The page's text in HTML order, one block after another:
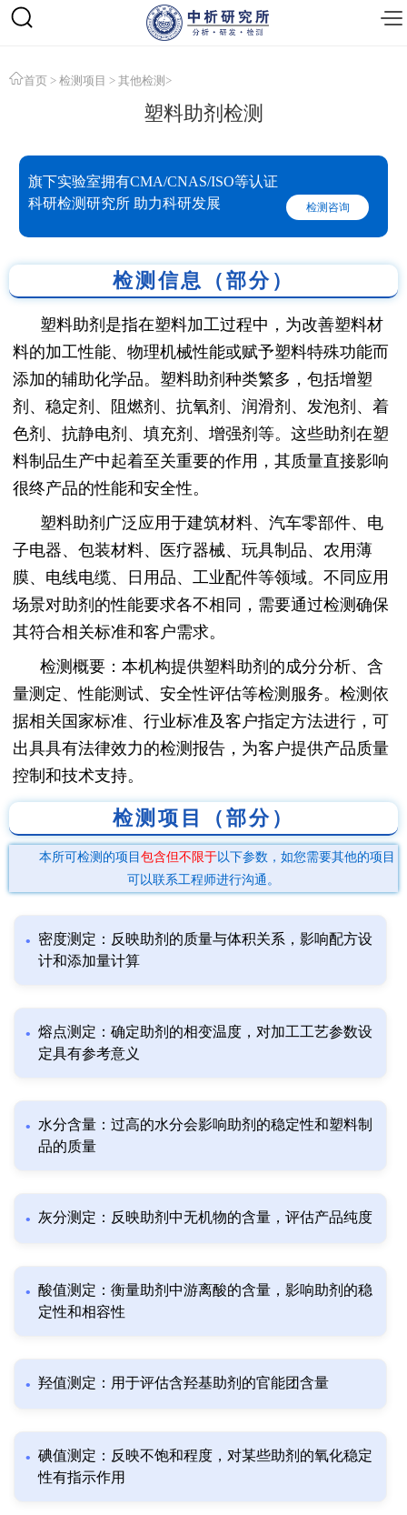
首页 > 检测项目 > 其他检测 >
塑料助剂检测
旗下实验室拥有CMA/CNAS/ISO等认证
科研检测研究所 助力科研发展
检测咨询
检测信息（部分）
塑料助剂是指在塑料加工过程中，为改善塑料材
料的加工性能、物理机械性能或赋予塑料特殊功能而
添加的辅助化学品。塑料助剂种类繁多，包括增塑
剂、稳定剂、阻燃剂、抗氧剂、润滑剂、发泡剂、着
色剂、抗静电剂、填充剂、增强剂等。这些助剂在塑
料制品生产中起着至关重要的作用，其质量直接影响
很终产品的性能和安全性。
塑料助剂广泛应用于建筑材料、汽车零部件、电
子电器、包装材料、医疗器械、玩具制品、农用薄
膜、电线电缆、日用品、工业配件等领域。不同应用
场景对助剂的性能要求各不相同，需要通过检测确保
其符合相关标准和客户需求。
检测概要：本机构提供塑料助剂的成分分析、含
量测定、性能测试、安全性评估等检测服务。检测依
据相关国家标准、行业标准及客户指定方法进行，可
出具具有法律效力的检测报告，为客户提供产品质量
控制和技术支持。
检测项目（部分）
本所可检测的项目 包含但不限于以下参数，如您需要其他的项目
可以联系工程师进行沟通。
密度测定：反映助剂的质量与体积关系，影响配方设
计和添加量计算
熔点测定：确定助剂的相变温度，对加工工艺参数设
定具有参考意义
水分含量：过高的水分会影响助剂的稳定性和塑料制
品的质量
灰分测定：反映助剂中无机物的含量，评估产品纯度
酸值测定：衡量助剂中游离酸的含量，影响助剂的稳
定性和相容性
羟值测定：用于评估含羟基助剂的官能团含量
碘值测定：反映不饱和程度，对某些助剂的氧化稳定
性有指示作用